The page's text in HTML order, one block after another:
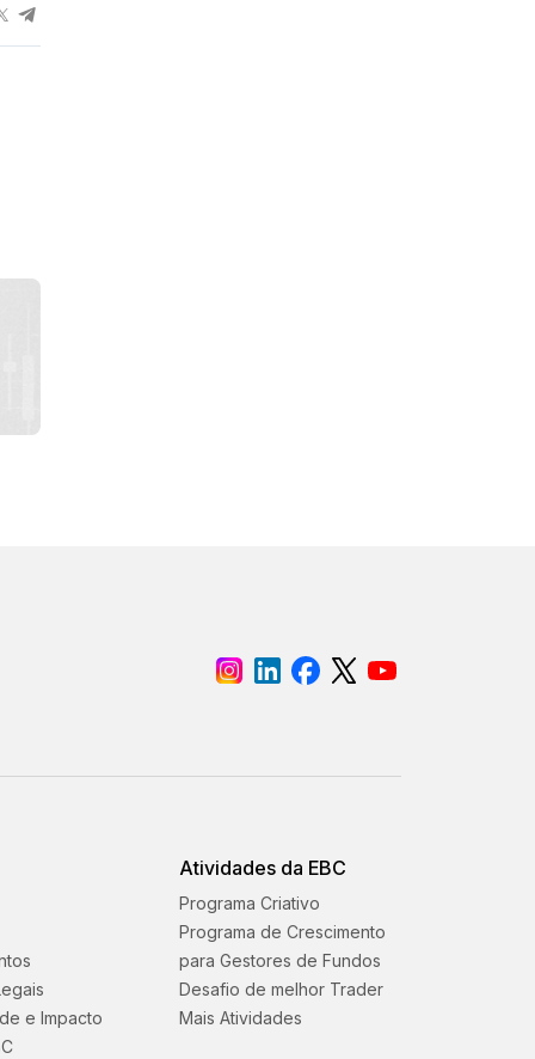
e Impacto
Atividades da EBC
Programa Criativo
Programa de Crescimento
para Gestores de Fundos
Desafio de melhor Trader
Mais Atividades